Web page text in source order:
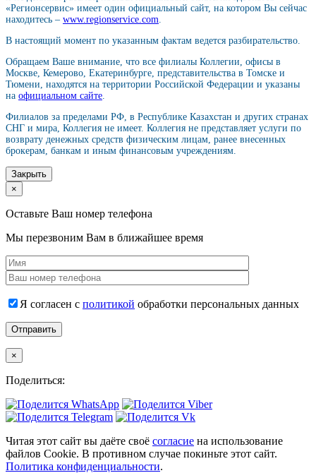
«Регионсервис» имеет один официальный сайт, на котором Вы сейчас
находитесь – www.regionservice.com
В настоящий момент по указанным фактам ведется разбирательство.
Обращаем Ваше внимание, что все филиалы Коллегии, офисы в
Москве, Кемерово, Екатеринбурге, представительства в Томске и
Тюмени, находятся на территории Российской Федерации и указаны
на официальном сайте
Филиалов за пределами РФ, в Республике Казахстан и других странах
СНГ и мира, Коллегия не имеет. Коллегия не представляет услуги по
возврату денежных средств физическим лицам, ранее внесенных
брокерам, банкам и иным финансовым учреждениям.
Закрыть
×
Оставьте Ваш номер телефона
Мы перезвоним Вам в ближайшее время
Я согласен с политикой обработки персональных данных
×
Поделиться:
Читая этот сайт вы даёте своё согласие на использование
файлов Cookie. В противном случае покиньте этот сайт.
Политика конфиденциальности.